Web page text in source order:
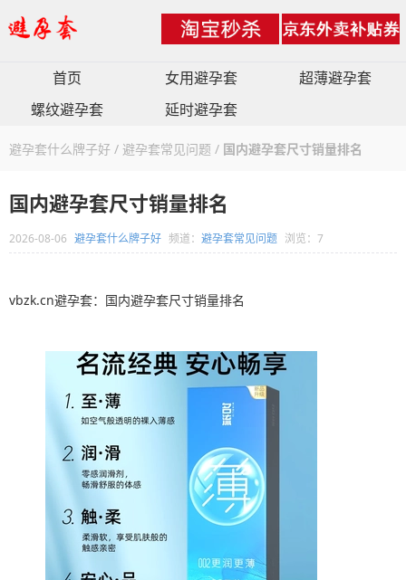
首页 女用避孕套
超薄避孕套
螺纹避孕套
延时避孕套
避孕套什么牌子好 / 避孕套常见问题 / 国内避孕套尺寸销量排名
国内避孕套尺寸销量排名
2026-08-06 避孕套什么牌子好 频道： 避孕套常见问题 浏览：7
vbzk.cn避孕套：国内避孕套尺寸销量排名